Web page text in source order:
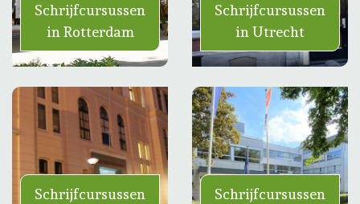
Schrijfcursussen
in Rotterdam
Schrijfcursussen
in Utrecht
Schrijfcursussen
Schrijfcursussen